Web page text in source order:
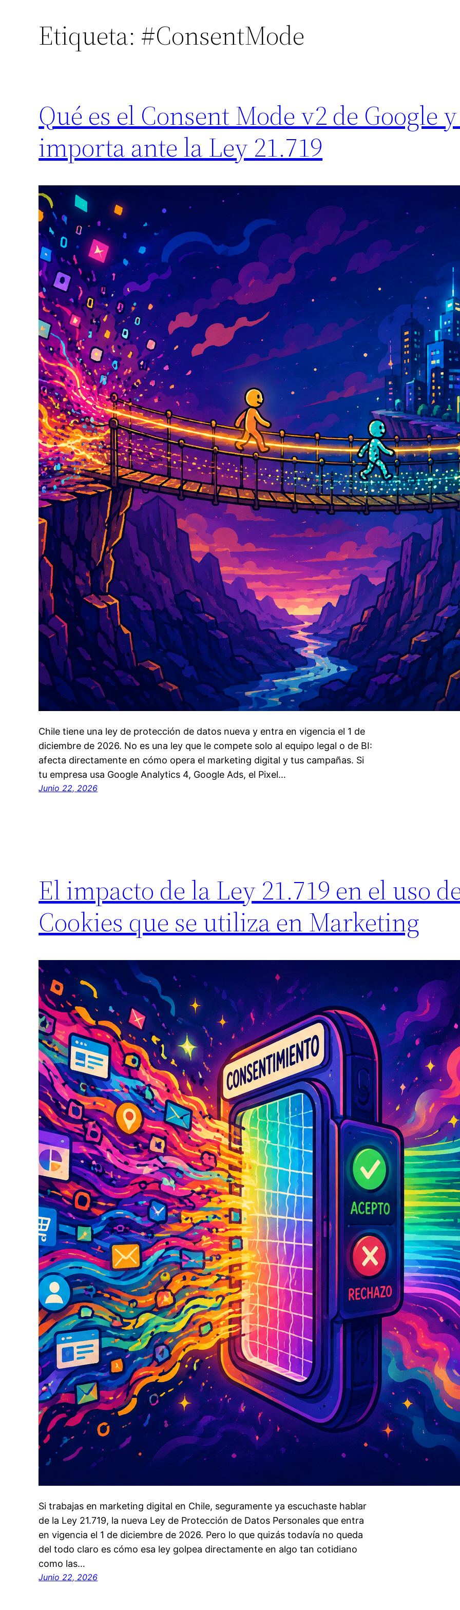
Etiqueta: #ConsentMode
Qué es el Consent Mode v2 de Google
importa ante la Ley 21.719
Chile tiene una ley de protección de datos nueva y entra en vigencia el 1 de
diciembre de 2026. No es una ley que le compete solo al equipo legal o de BI:
afecta directamente en cómo opera el marketing digital y tus campañas. Si
tu empresa usa Google Analytics 4, Google Ads, el Pixel…
Junio 22, 2026
El impacto de la Ley 21.719 en el uso
Cookies que se utiliza en Marketing
Si trabajas en marketing digital en Chile, seguramente ya escuchaste hablar
de la Ley 21.719, la nueva Ley de Protección de Datos Personales que entra
en vigencia el 1 de diciembre de 2026. Pero lo que quizás todavía no queda
del todo claro es cómo esa ley golpea directamente en algo tan cotidiano
como las…
Junio 22, 2026